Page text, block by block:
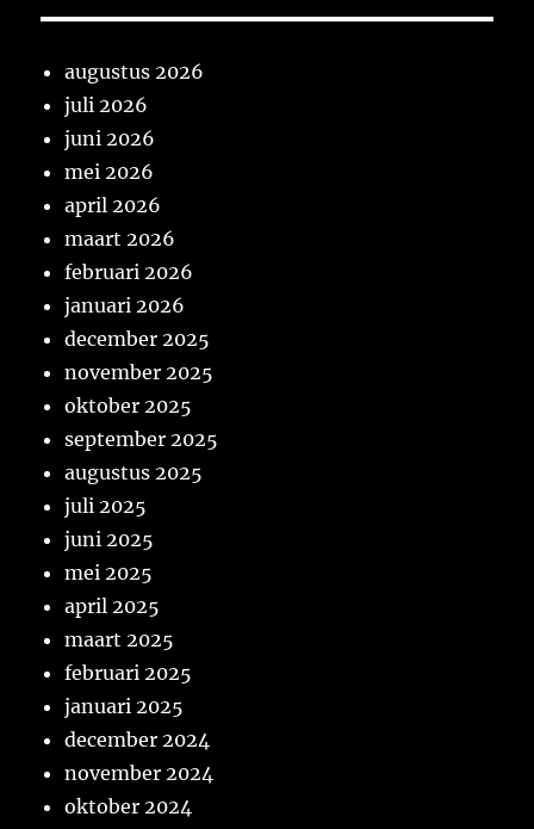
augustus 2026
juli 2026
juni 2026
mei 2026
april 2026
maart 2026
februari 2026
januari 2026
december 2025
november 2025
oktober 2025
september 2025
augustus 2025
juli 2025
juni 2025
mei 2025
april 2025
maart 2025
februari 2025
januari 2025
december 2024
november 2024
oktober 2024